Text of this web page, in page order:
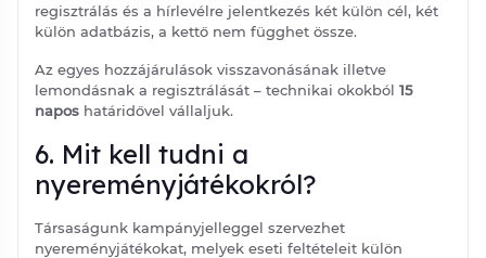
regisztrálás és a hírlevélre jelentkezés két külön cél, két
külön adatbázis, a kettő nem függhet össze.
Az egyes hozzájárulások visszavonásának illetve
lemondásnak a regisztrálását – technikai okokból15
napos határidővel vállaljuk.
6. Mit kell tudni a
nyereményjátékokról?
Társaságunk kampányjelleggel szervezhet
nyereményjátékokat, melyek eseti feltételeit külön